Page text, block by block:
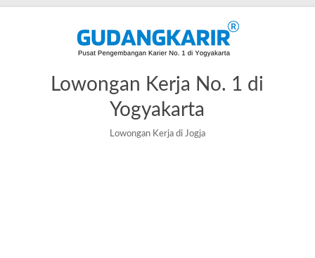
Lowongan Kerja No. 1 di
Yogyakarta
Lowongan Kerja di Jogja